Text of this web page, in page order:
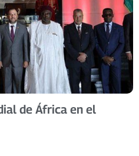
de África en el